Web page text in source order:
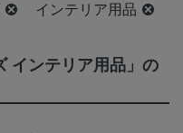
インテリア用品
インテリア用品」の